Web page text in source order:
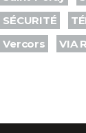
SÉCURITÉ
Vercors
VIA